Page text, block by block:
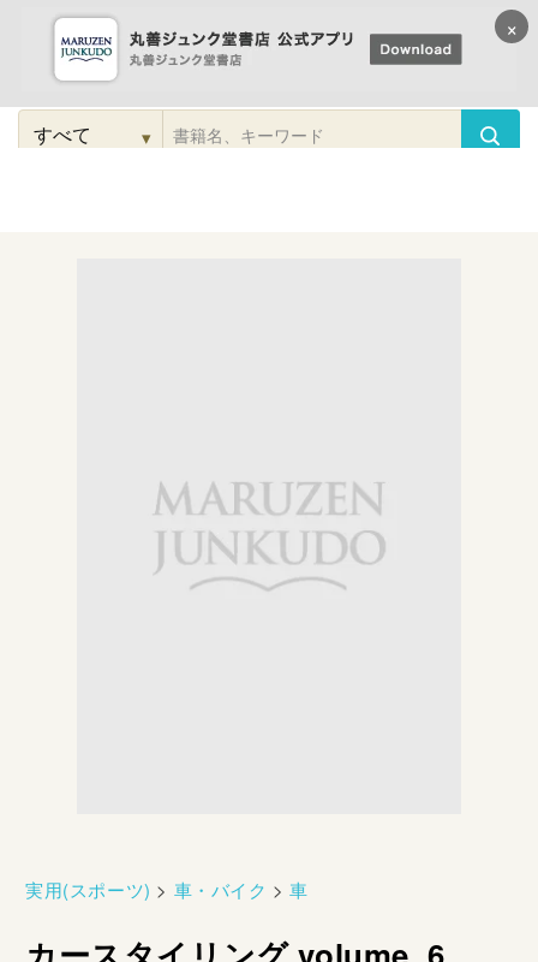
コンテンツに
進む
検
▾
実用(スポーツ) > 車・バイク >車
×